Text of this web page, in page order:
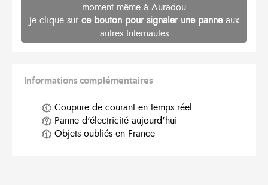
moment même à Auradou
Je clique sur ce bouton pour signaler une panneaux
autres Internautes
Informations complémentaires
Coupure de courant en temps réel
Panne d'électricité aujourd'hui
Objets oubliés en France